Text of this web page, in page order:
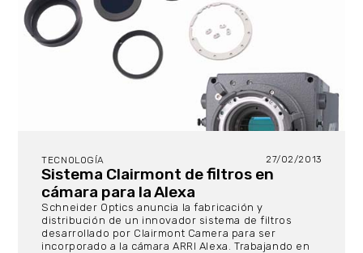
TECNOLOGÍA 27/02/2013
Sistema Clairmont de filtros en
cámara para la Alexa
Schneider Optics anuncia la fabricación y
distribución de un innovador sistema de filtros
desarrollado por Clairmont Camera para ser
incorporado a la cámara ARRI Alexa. Trabajando en